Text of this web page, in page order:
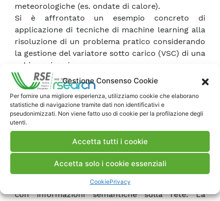
Gestione Consenso Cookie
Per fornire una migliore esperienza, utilizziamo cookie che elaborano
statistiche di navigazione tramite dati non identificativi e
pseudonimizzati. Non viene fatto uso di cookie per la profilazione degli
utenti.
Accetta tutti i cookie
Accetta solo i cookie essenziali
CookiePrivacy
meteorologiche (es. ondate di calore).
Si è affrontato un esempio concreto di
applicazione di tecniche di machine learning alla
risoluzione di un problema pratico considerando
la gestione del variatore sotto carico (VSC) di una
cabina primaria.
L’algoritmo è stato valutato simulando la rete MT
di Vobarno, gestita da Unareti.
Riguardo a modelli di previsione basati sul
streaming di dati è stato approfondito il modello
di previsione dell’occupazione dei sistemi di
alcuni parametri del modello sul risultato della
previsione e predisposta l’architettura per un
distribuzione che integra flussi continui di dati
con informazioni semantiche sulla rete. La